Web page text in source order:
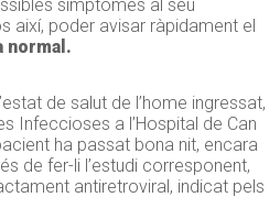
símptomes al seu
així, poder avisar ràpidament el
normal.
de salut de l’home ingressat,
Infeccioses a l’Hospital de Can
ha passat bona nit, encara
de fer-li l’estudi corresponent,
antiretroviral, indicat pels